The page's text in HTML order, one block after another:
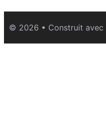
© 2026 • Construit avec